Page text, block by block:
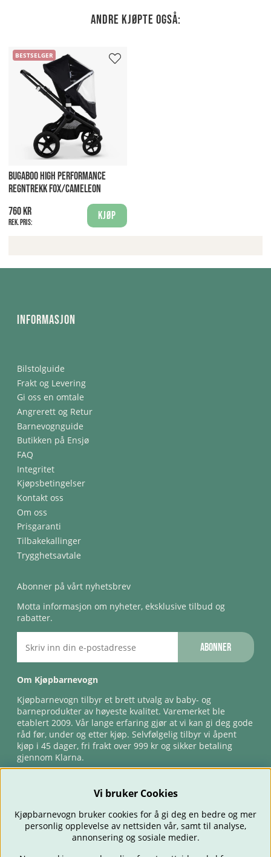
Andre kjøpte også:
BESTSELGER
BUGABOO HIGH PERFORMANCE
REGNTREKK FOX/CAMELEON
760 kr
Rek. pris:
Kjøp
Informasjon
Bilstolguide
Frakt og Levering
Gi oss en omtale
Angrerett og Retur
Barnevognguide
Butikken på Ensjø
FAQ
Integritet
Kjøpsbetingelser
Kontakt oss
Om oss
Prisgaranti
Tilbakekallinger
Trygghetsavtale
Abonner på vårt nyhetsbrev
Motta informasjon om nyheter, eksklusive tilbud og
rabatter.
Abonner
Om Kjøpbarnevogn
Kjøpbarnevogn tilbyr et brett utvalg av baby- og
barneprodukter av høyeste kvalitet. Varemerket ble
etablert 2009. Vår lange erfaring gjør at vi kan gi deg gode
råd før, under og etter kjøp. Selvfølgelig tilbyr vi åpent
kjøp i 45 dager, fri frakt over 999 kr og sikker betaling
gjennom Klarna.
Vi bruker Cookies
Kjøpbarnevogn bruker cookies for å gi deg en bedre og mer
personlig opplevelse av nettsiden vår, samt til analyse,
annonsering og sosiale medier.